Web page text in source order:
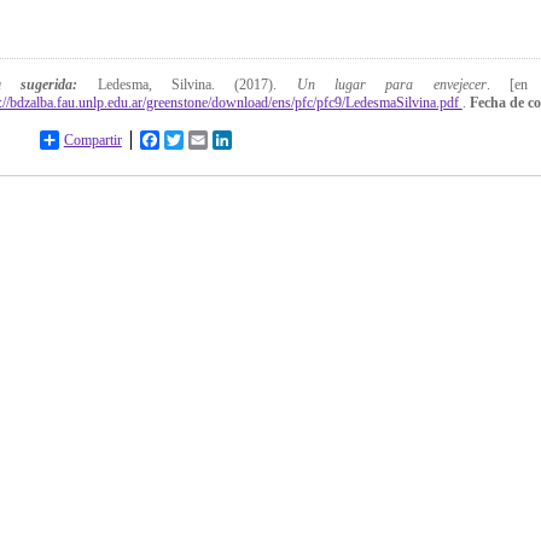
sugerida: Ledesma, Silvina. (2017). Un lugar para envejecer. [en
bdzalba.fau.unlp.edu.ar/greenstone/download/ens/pfc/pfc9/LedesmaSilvina.pdf . Fecha de
Compartir FacebookTwitterEmail